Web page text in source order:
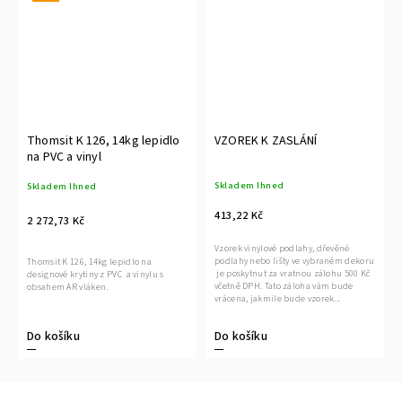
Thomsit K 126, 14kg lepidlo
na PVC a vinyl
Skladem Ihned
2 272,73 Kč
Do košíku
Thomsit K 126, 14kg lepidlo na
designové krytiny z PVC a vinylu s
VZOREK K ZASLÁNÍ
Skladem Ihned
413,22 Kč
Do košíku
Vzorek vinylové podlahy, dřevěné
podlahy nebo lišty ve vybraném dekoru
je poskytnut za vratnou zálohu 500 Kč
včetně DPH. Tato záloha vám bude
vrácena, jakmile bude vzorek...